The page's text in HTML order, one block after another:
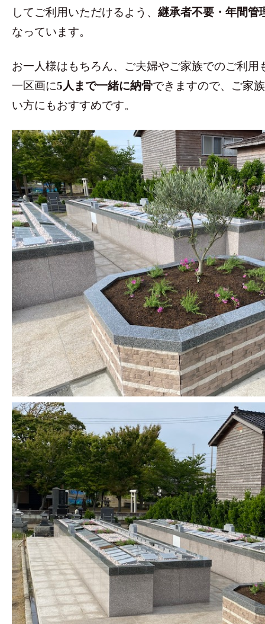
してご利用いただけるよう、 継承者不要・年間管
なっています。
お一人様はもちろん、ご夫婦やご家族でのご利用
一区画に5人まで一緒に納骨できますので、ご家
い方にもおすすめです。